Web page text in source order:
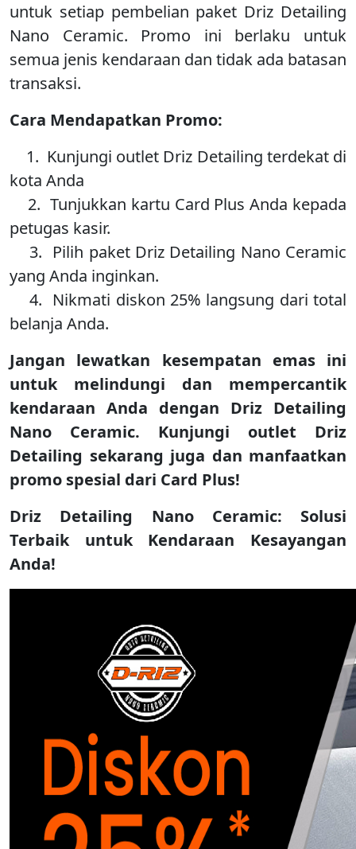
untuk setiap pembelian paket Driz Detailing
Nano Ceramic. Promo ini berlaku untuk
semua jenis kendaraan dan tidak ada batasan
transaksi.
Cara Mendapatkan Promo:
1. Kunjungi outlet Driz Detailing terdekat di
kota Anda
2. Tunjukkan kartu Card Plus Anda kepada
petugas kasir.
3. Pilih paket Driz Detailing Nano Ceramic
yang Anda inginkan.
4. Nikmati diskon 25% langsung dari total
belanja Anda.
Jangan lewatkan kesempatan emas ini
untuk melindungi dan mempercantik
kendaraan Anda dengan Driz Detailing
Nano Ceramic. Kunjungi outlet Driz
Detailing sekarang juga dan manfaatkan
promo spesial dari Card Plus!
Driz Detailing Nano Ceramic: Solusi
Terbaik untuk Kendaraan Kesayangan
Anda!